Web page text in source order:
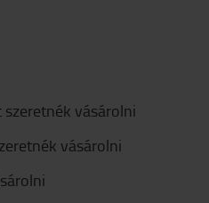
vásárolni
vásárolni